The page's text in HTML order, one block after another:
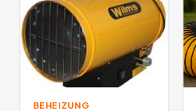
BEHEIZUNG